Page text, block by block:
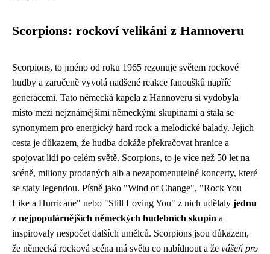
Scorpions: rockoví velikáni z Hannoveru
Scorpions, to jméno od roku 1965 rezonuje světem rockové
hudby a zaručeně vyvolá nadšené reakce fanoušků napříč
generacemi. Tato německá kapela z Hannoveru si vydobyla
místo mezi nejznámějšími německými skupinami a stala se
synonymem pro energický hard rock a melodické balady. Jejich
cesta je důkazem, že hudba dokáže překračovat hranice a
spojovat lidi po celém světě. Scorpions, to je více než 50 let na
scéně, miliony prodaných alb a nezapomenutelné koncerty, které
se staly legendou. Písně jako "Wind of Change", "Rock You
Like a Hurricane" nebo "Still Loving You" z nich udělaly jednu
z nejpopulárnějších německých hudebních skupin a
inspirovaly nespočet dalších umělců. Scorpions jsou důkazem,
že německá rocková scéna má světu co nabídnout a že vášeň pro